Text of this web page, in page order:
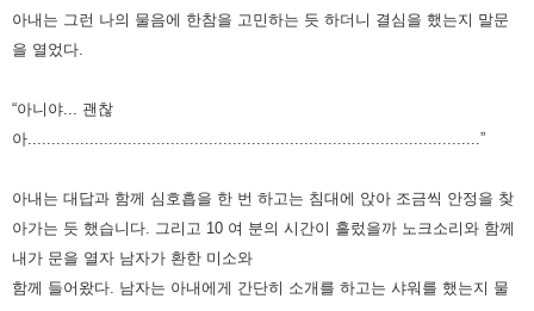
아내는 그런 나의 물음에 한참을 고민하는 듯 하더니 결심을 했는지 말문
을 열었다.
“아니야... 괜찮
아...............................................................................................”
아내는 대답과 함께 심호흡을 한 번 하고는 침대에 앉아 조금씩 안정을 찾
아가는 듯 했습니다. 그리고 10 여 분의 시간이 흘렀을까 노크소리와 함께
내가 문을 열자 남자가 환한 미소와
함께 들어왔다. 남자는 아내에게 간단히 소개를 하고는 샤워를 했는지 물